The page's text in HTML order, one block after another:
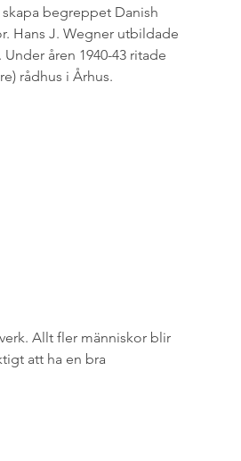
begreppet Danish
Hans J. Wegner utbildade
åren 1940-43 ritade
rådhus i Århus.
Allt fler människor blir
att ha en bra